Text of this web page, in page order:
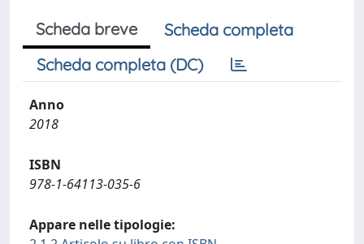
Scheda breve
Scheda completa
Scheda completa (DC)
Anno
2018
ISBN
978-1-64113-035-6
Appare nelle tipologie: